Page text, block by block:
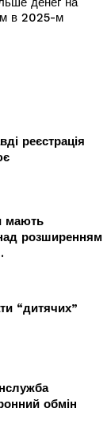
в 2025-м
реєстрація
мають
розширенням
“дитячих”
обмін